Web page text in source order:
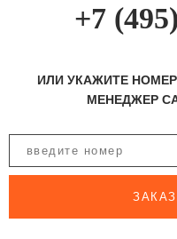
+7
ИЛИ УКАЖИТЕ
МЕНЕДЖЕР